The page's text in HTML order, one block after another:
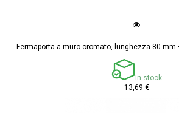
Fermaporta a muro cromato, lunghezza 80 mm
In stock
13,69 €